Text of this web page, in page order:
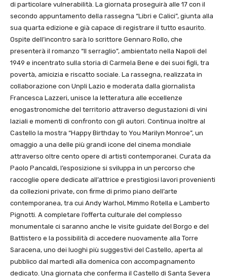
di particolare vulnerabilità. La giornata proseguirà alle 17 con il
secondo appuntamento della rassegna “Libri e Calici”, giunta alla
sua quarta edizione e già capace di registrare il tutto esaurito.
Ospite dell’incontro sarà lo scrittore Gennaro Rollo, che
presenterà il romanzo “Il serraglio”, ambientato nella Napoli del
1949 e incentrato sulla storia di Carmela Bene e dei suoi figli, tra
povertà, amicizia e riscatto sociale. La rassegna, realizzata in
collaborazione con Unpli Lazio e moderata dalla giornalista
Francesca Lazzeri, unisce la letteratura alle eccellenze
enogastronomiche del territorio attraverso degustazioni di vini
laziali e momenti di confronto con gli autori. Continua inoltre al
Castello la mostra “Happy Birthday to You Marilyn Monroe”, un
omaggio a una delle più grandi icone del cinema mondiale
attraverso oltre cento opere di artisti contemporanei. Curata da
Paolo Pancaldi, l’esposizione si sviluppa in un percorso che
raccoglie opere dedicate all’attrice e prestigiosi lavori provenienti
da collezioni private, con firme di primo piano dell’arte
contemporanea, tra cui Andy Warhol, Mimmo Rotella e Lamberto
Pignotti. A completare l’offerta culturale del complesso
monumentale ci saranno anche le visite guidate del Borgo e del
Battistero e la possibilità di accedere nuovamente alla Torre
Saracena, uno dei luoghi più suggestivi del Castello, aperta al
pubblico dal martedì alla domenica con accompagnamento
dedicato. Una giornata che conferma il Castello di Santa Severa